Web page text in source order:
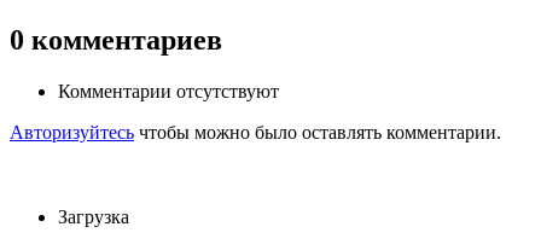
0 комментариев
Комментарии отсутствуют
Авторизуйтесь чтобы можно было оставлять комментарии.
Загрузка